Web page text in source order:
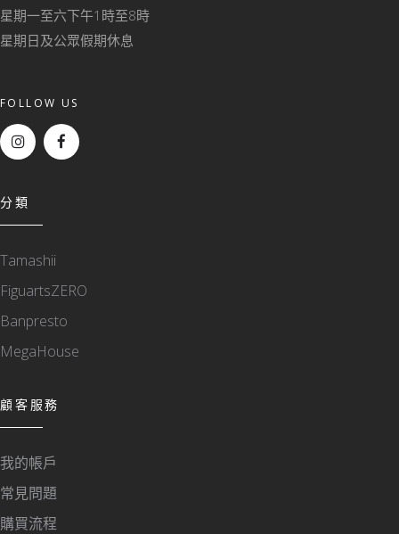
星期一至六下午1時至8時
星期日及公眾假期休息
FOLLOW US
分類
Tamashii
FiguartsZERO
Banpresto
MegaHouse
顧客服務
我的帳戶
常見問題
購買流程